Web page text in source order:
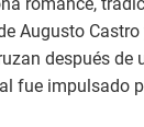
Augusto
después de
fue impulsado